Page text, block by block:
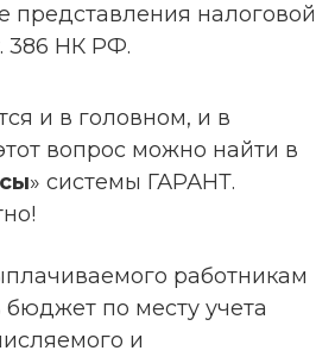
представления налоговой
386 НК РФ.
и в головном, и в
вопрос можно найти в
» системы ГАРАНТ.
работникам
по месту учета
и